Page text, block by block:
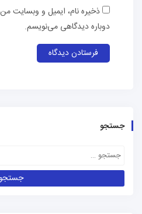
ذخیره نام، ایمیل و وبسایت
دوباره دیدگاهی می‌نویسم.
جستجو